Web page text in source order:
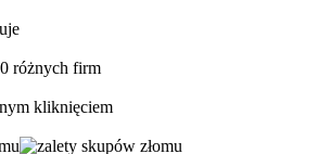
różnych firm
kliknięciem